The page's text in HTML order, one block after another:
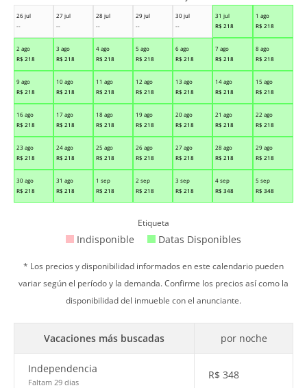
26 jul
--
27 jul
--
28 jul
--
29 jul
--
30 jul
--
31 jul
R$ 218
1 ago
R$ 218
2 ago
R$ 218
3 ago
R$ 218
4 ago
R$ 218
5 ago
R$ 218
6 ago
R$ 218
7 ago
R$ 218
8 ago
R$ 218
9 ago
R$ 218
10 ago
R$ 218
11 ago
R$ 218
12 ago
R$ 218
13 ago
R$ 218
14 ago
R$ 218
15 ago
R$ 218
16 ago
R$ 218
17 ago
R$ 218
18 ago
R$ 218
19 ago
R$ 218
20 ago
R$ 218
21 ago
R$ 218
22 ago
R$ 218
23 ago
R$ 218
24 ago
R$ 218
25 ago
R$ 218
26 ago
R$ 218
27 ago
R$ 218
28 ago
R$ 218
29 ago
R$ 218
30 ago
R$ 218
31 ago
R$ 218
1 sep
R$ 218
2 sep
R$ 218
3 sep
R$ 218
4 sep
R$ 348
5 sep
R$ 348
Etiqueta
Indisponible Datas Disponibles
* Los precios y disponibilidad informados en este calendario pueden
variar según el período y la demanda. Confirme los precios así como la
disponibilidad del inmueble con el anunciante.
Vacaciones más buscadas por noche
Independencia
Faltam 29 dias
R$ 348